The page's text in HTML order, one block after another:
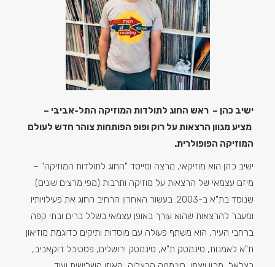
ישיב כהן – ראש החוג לתולדות המוזיקה התל-אביבי –
מציע מגוון הרצאות על רוק ופופ הפותחות צוהר חדש לעולם
המוזיקה הפופולרית.
ישיב כהן הוא מוזיקאי, מרצה ומייסד "החוג לתולדות המוזיקה" –
מיזם עצמאי של הרצאות על מוזיקה ותרבות (מפי מרצים שונים)
שנוסד בת"א ב-2003. בעשור האחרון הרחיב החוג את פעילויותיו
ומעבר להרצאות שהוא עורך באופן עצמאי בשלל ברים ובתי קפה
ברחבי העיר, הוא משתף פעולה עם מוסדות ותיקים כדוגמת מוזיאון
ת"א לאמנות, סינמטק ת"א, סינמטק ירושלים, פסטיבל דוקאביב,